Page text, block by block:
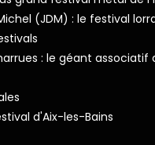
(JDM) : le festival
: le géant
d'Aix-les-Bains